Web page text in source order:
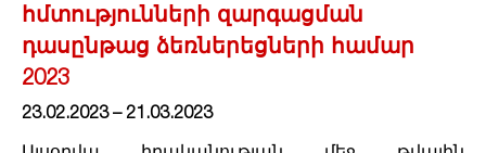
հմտությունների զարգացման
դասընթաց ձեռներեցների համար
2023
23.02.2023 – 21.03.2023